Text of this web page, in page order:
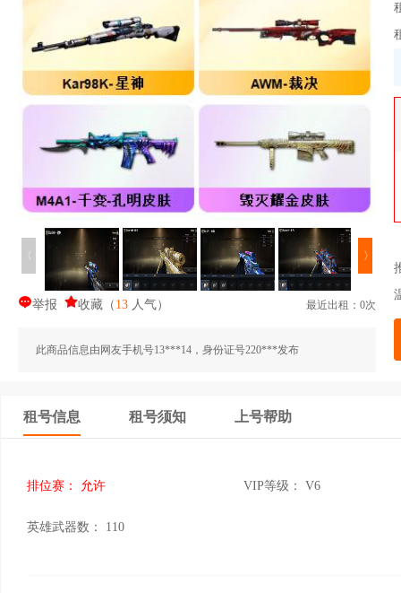
〈 〉
举报 收藏 （ 13 人气） 最近出租：0次
此商品信息由网友手机号13***14，身份证号220***发布
租号信息 租号须知 上号帮助
排位赛： 允许 VIP等级： V6
英雄武器数： 110